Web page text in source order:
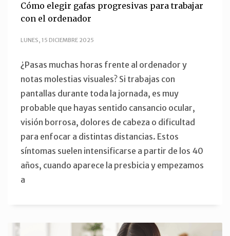
Cómo elegir gafas progresivas para trabajar
con el ordenador
LUNES, 15 DICIEMBRE 2025
¿Pasas muchas horas frente al ordenador y
notas molestias visuales? Si trabajas con
pantallas durante toda la jornada, es muy
probable que hayas sentido cansancio ocular,
visión borrosa, dolores de cabeza o dificultad
para enfocar a distintas distancias. Estos
síntomas suelen intensificarse a partir de los 40
años, cuando aparece la presbicia y empezamos
a